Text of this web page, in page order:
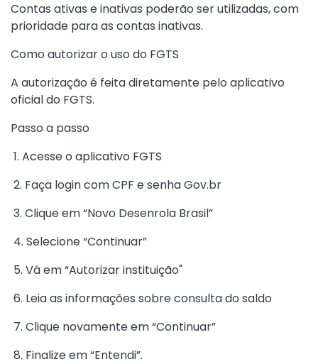
Contas ativas e inativas poderão ser utilizadas, com
prioridade para as contas inativas.
Como autorizar o uso do FGTS
A autorização é feita diretamente pelo aplicativo
oficial do FGTS.
Passo a passo
1. Acesse o aplicativo FGTS
2. Faça login com CPF e senha Gov.br
3. Clique em “Novo Desenrola Brasil”
4. Selecione “Continuar”
5. Vá em “Autorizar instituição"
6. Leia as informações sobre consulta do saldo
7. Clique novamente em “Continuar”
8. Finalize em “Entendi”.